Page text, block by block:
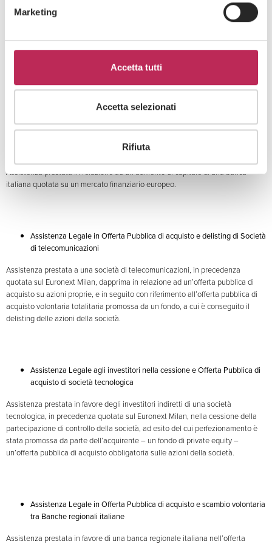
Marketing
Accetta tutti
Accetta selezionati
Rifiuta
Assistenza Legale nell’aumento di capitale di Banca Italiana
internazionale
Assistenza prestata in relazione ad un aumento di capitale di una banca
italiana di rilevanza internazionale.
su mercato finanziario Europeo
Assistenza prestata in relazione ad un aumento di capitale di una banca
italiana quotata su un mercato finanziario europeo.
Assistenza Legale in Offerta Pubblica di acquisto e delisting di Società
di telecomunicazioni
Assistenza prestata a una società di telecomunicazioni, in precedenza
quotata sul Euronext Milan, dapprima in relazione ad un’offerta pubblica di
acquisto su azioni proprie, e in seguito con riferimento all’offerta pubblica di
acquisto volontaria totalitaria promossa da un fondo, a cui è conseguito il
delisting delle azioni della società.
Assistenza Legale agli investitori nella cessione e Offerta Pubblica di
acquisto di società tecnologica
Assistenza prestata in favore degli investitori indiretti di una società
tecnologica, in precedenza quotata sul Euronext Milan, nella cessione della
partecipazione di controllo della società, ad esito del cui perfezionamento è
stata promossa da parte dell’acquirente – un fondo di private equity –
un’offerta pubblica di acquisto obbligatoria sulle azioni della società.
Assistenza Legale in Offerta Pubblica di acquisto e scambio volontaria
tra Banche regionali italiane
Assistenza prestata in favore di una banca regionale italiana nell’offerta